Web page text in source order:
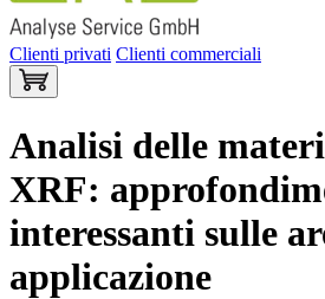
Clienti privati Clienti commerciali
Analisi delle
XRF:
interessanti sulle
applicazione